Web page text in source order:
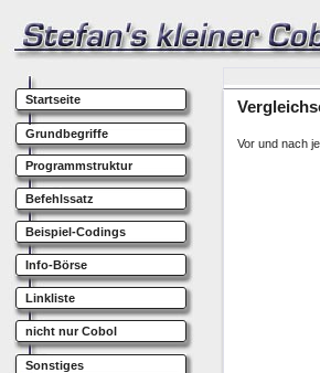
Startseite
Grundbegriffe
Programmstruktur
Befehlssatz
Beispiel-Codings
Info-Börse
Linkliste
nicht nur Cobol
Sonstiges